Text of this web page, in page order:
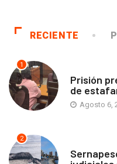
RECIENTE
1
Prisión
de
Agosto 6,
2